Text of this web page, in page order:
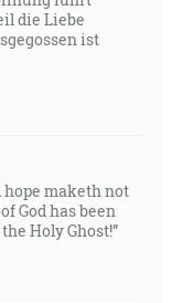
die Liebe
ist
hope maketh not
God has been
Holy Ghost!”